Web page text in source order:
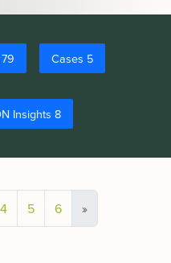
Cases 5
Insights 8
4 5 6 »